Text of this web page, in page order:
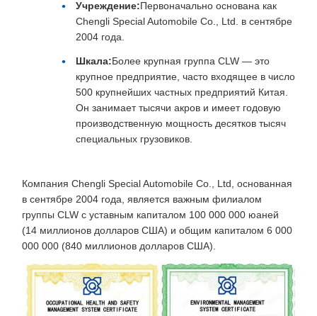
Учреждение:Первоначально основана как
Chengli Special Automobile Co., Ltd. в сентябре
2004 года.
Шкала:Более крупная группа CLW — это
крупное предприятие, часто входящее в число
500 крупнейших частных предприятий Китая.
Он занимает тысячи акров и имеет годовую
производственную мощность десятков тысяч
специальных грузовиков.
Компания Chengli Special Automobile Co., Ltd, основанная
в сентябре 2004 года, является важным филиалом
группы CLW с уставным капиталом 100 000 000 юаней
(14 миллионов долларов США) и общим капиталом 6 000
000 000 (840 миллионов долларов США).